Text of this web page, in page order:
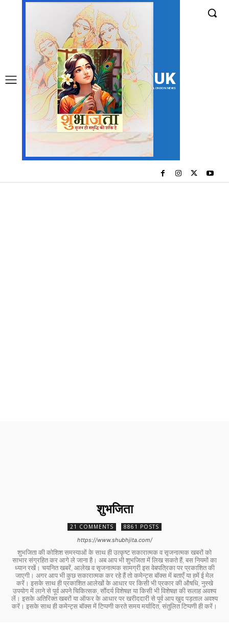
UK
LONDON NEWS
शुभजिता
21 COMMENTS
8861 POSTS
https://www.shubhjita.com/
शुभजिता की कोशिश समस्याओं के साथ ही उत्कृष्ट सकारात्मक व सृजनात्मक खबरों को
साभार संग्रहित कर आगे ले जाना है। अब आप भी शुभजिता में लिख सकते हैं, बस नियमों का
ध्यान रखें। चयनित खबरें, आलेख व सृजनात्मक सामग्री इस वेबपत्रिका पर प्रकाशित की
जाएगी। अगर आप भी कुछ सकारात्मक कर रहे हैं तो कमेन्ट्स बॉक्स में बताएँ या हमें ई मेल
करें। इसके साथ ही प्रकाशित आलेखों के आधार पर किसी भी प्रकार की औषधि, नुस्खे
उपयोग में लाने से पूर्व अपने चिकित्सक, सौंदर्य विशेषज्ञ या किसी भी विशेषज्ञ की सलाह अवश्य
लें। इसके अतिरिक्त खबरों या ऑफर के आधार पर खरीददारी से पूर्व आप खुद पड़ताल अवश्य
करें। इसके साथ ही कमेन्ट्स बॉक्स में टिप्पणी करते समय मर्यादित, संतुलित टिप्पणी ही करें।